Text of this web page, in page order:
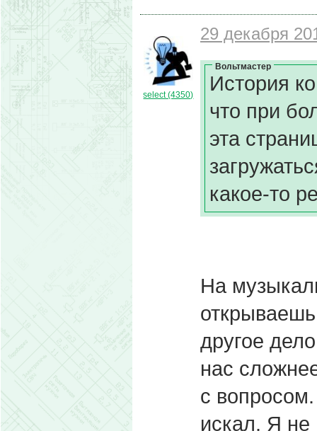
select (4350)
29 декабря
Вольтмастер
История
что при
эта
какое-то
На
другое
нас
с
искал. Я не